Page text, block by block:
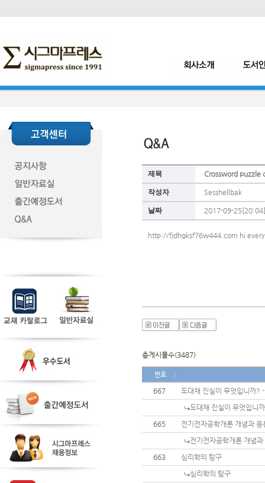
제목 Crossword puzzle
작성자 Sesshellbak
날짜 2017-09-25[20:04]
http://fjdhgksf76w444.com hi
총게시물수(3487)
번호
667
도대채 진실이 무엇입니까?
도대채 진실이 무엇입니
665
전기전자공학개론 개념과 응
전기전자공학개론 개념과
663
심리학의 탐구
심리학의 탐구